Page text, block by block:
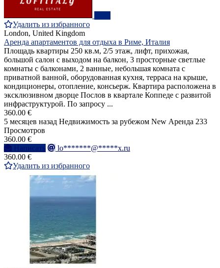
Удалить из избранного
London, United Kingdom
Аренда апартаментов для отдыха в Риме, Италия
Площадь квартиры 250 кв.м, 2/5 этаж, лифт, прихожая,
большой салон с выходом на балкон, 3 просторные светлые
комнаты с балконами, 2 ванные, небольшая комната с
приватной ванной, оборудованная кухня, терраса на крыше,
кондиционеры, отопление, консьерж. Квартира расположена в
эксклюзивном дворце Послов в квартале Коппеде с развитой
инфраструктурой. По запросу ...
360.00 €
5 месяцев назад Недвижимость за рубежом New Аренда 233
Просмотров
360.00 €
Написать
lo*******@*****x.ru
360.00 €
Удалить из избранного